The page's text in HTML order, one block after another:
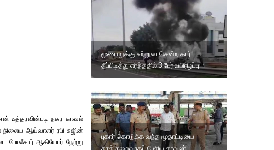
உத்தரவின்படி நகர காவல்
ஆய்வாளர் ரபி சுஜின்
போலீசார் ஆகியோர் நேற்று
மூணாறுக்கு சுற்றுலா சென்ற கார்
தீப்பிடித்து எரிந்ததில் 3 பேர் உயிரிழப்பு.
புகார் கொடுக்க வந்த மூதாட்டியை
தரக்குறைவாகப் பேசிய காவலர்;